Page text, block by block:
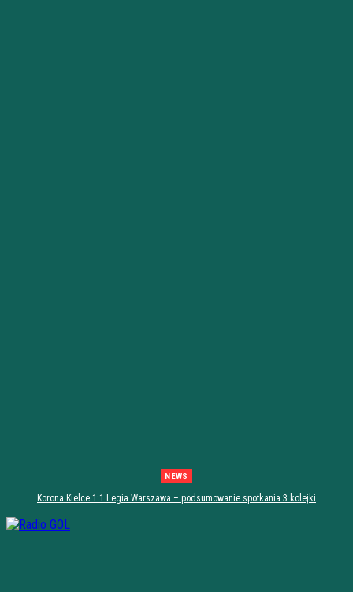
NEWS
Korona Kielce 1:1 Legia Warszawa – podsumowanie spotkania 3 kolejki